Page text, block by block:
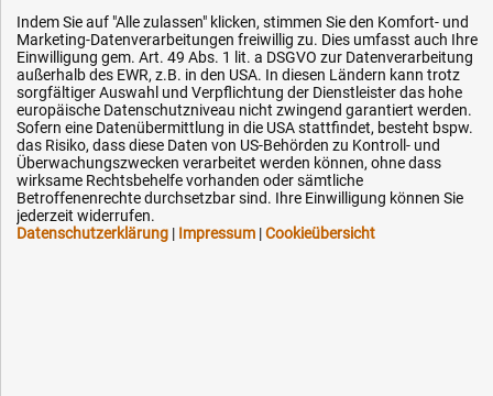
+49 (0) 800 - 498 326 4
E-Mail:
info@hytec-hydraulik.de
Hilfe & Service
Indem Sie auf "Alle zulassen" klicken, stimmen Sie den Komfort- und
Marketing-Datenverarbeitungen freiwillig zu. Dies umfasst auch Ihre
Einwilligung gem. Art. 49 Abs. 1 lit. a DSGVO zur Datenverarbeitung
außerhalb des EWR, z.B. in den USA. In diesen Ländern kann trotz
sorgfältiger Auswahl und Verpflichtung der Dienstleister das hohe
europäische Datenschutzniveau nicht zwingend garantiert werden.
Sofern eine Datenübermittlung in die USA stattfindet, besteht bspw.
das Risiko, dass diese Daten von US-Behörden zu Kontroll- und
Überwachungszwecken verarbeitet werden können, ohne dass
wirksame Rechtsbehelfe vorhanden oder sämtliche
Betroffenenrechte durchsetzbar sind. Ihre Einwilligung können Sie
jederzeit widerrufen.
Datenschutzerklärung | Impressum |Cookieübersicht